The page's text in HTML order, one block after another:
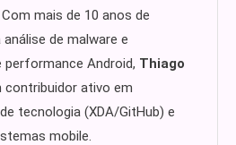
mais de 10 anos de
análise de malware e
Android, Thiago
contribuidor ativo em
tecnologia (XDA/GitHub) e
mobile.